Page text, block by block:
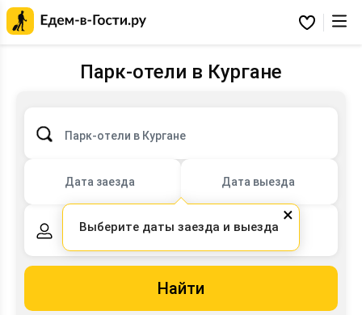
Избранное
Парк-отели в Кургане
Парк-отели в Кургане
Дата заезда Дата выезда
2 взрослых, 0 детей
Найти
×
Выберите даты заезда и выезда